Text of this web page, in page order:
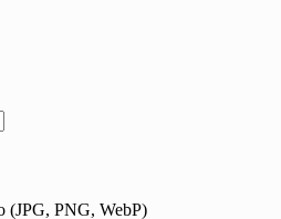
(JPG, PNG, WebP)